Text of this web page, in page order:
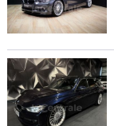
Forum
Moto
Marques